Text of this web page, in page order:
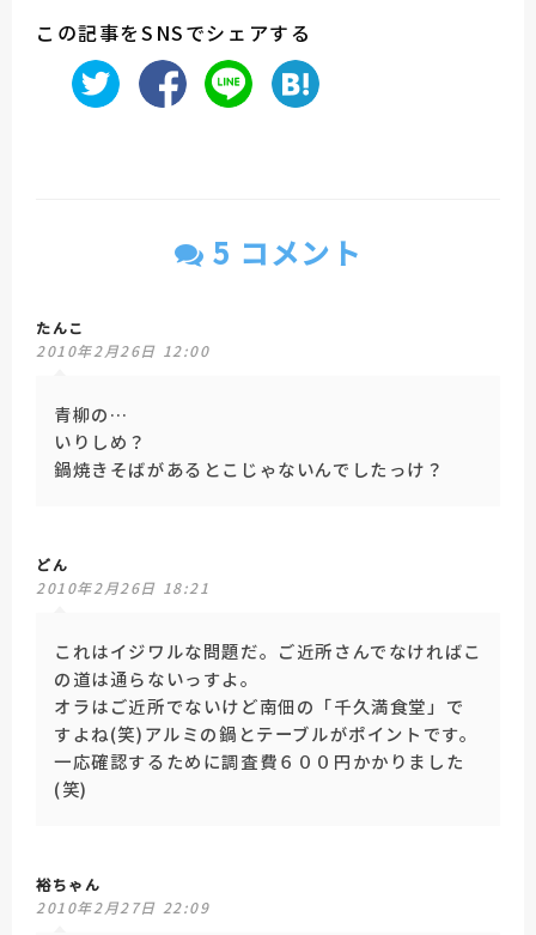
この記事をSNSでシェアする
5 コメント
たんこ
2010年2月26日 12:00
青柳の…
いりしめ？
鍋焼きそばがあるとこじゃないんでしたっけ？
どん
2010年2月26日 18:21
これはイジワルな問題だ。ご近所さんでなければこ
の道は通らないっすよ。
オラはご近所でないけど南佃の「千久満食堂」で
すよね(笑)アルミの鍋とテーブルがポイントです。
一応確認するために調査費６００円かかりました
(笑)
裕ちゃん
2010年2月27日 22:09